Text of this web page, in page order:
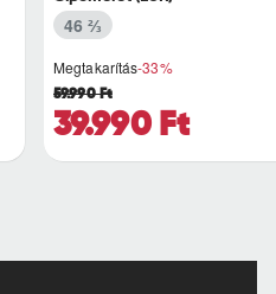
Megtakarítás-33%
39.990 Ft
59.990 Ft
46 ⅔